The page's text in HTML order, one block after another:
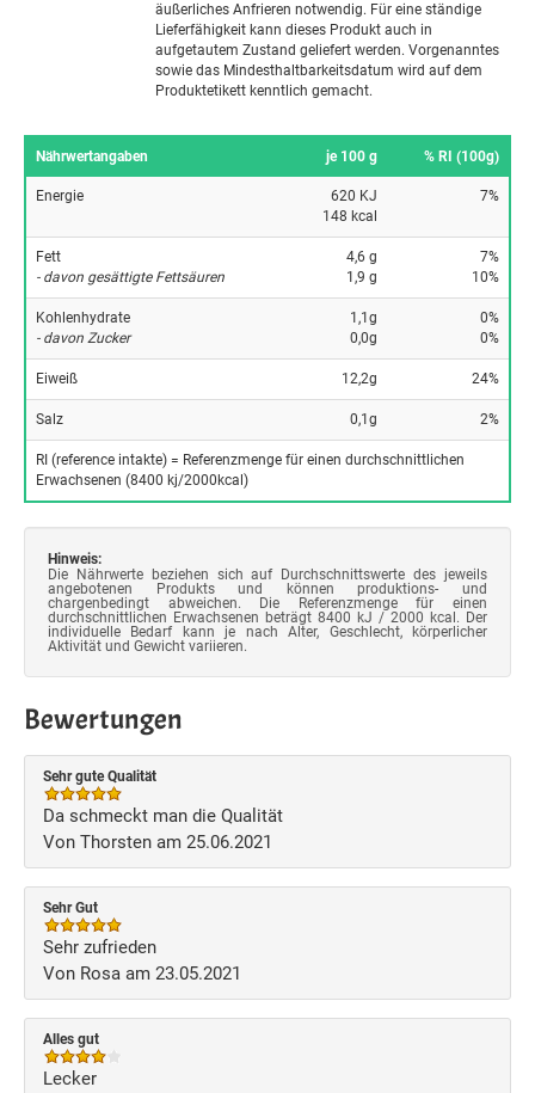
äußerliches Anfrieren notwendig. Für eine ständige
Lieferfähigkeit kann dieses Produkt auch in
aufgetautem Zustand geliefert werden. Vorgenanntes
sowie das Mindesthaltbarkeitsdatum wird auf dem
Produktetikett kenntlich gemacht.
Nährwertangaben je 100 g % RI (100g)
Energie
620 KJ
148 kcal
7%
Fett
- davon gesättigte Fettsäuren
4,6 g
1,9 g
7%
10%
Kohlenhydrate
- davon Zucker
1,1g
0,0g
0%
0%
Eiweiß 12,2g 24%
Salz 0,1g 2%
RI (reference intakte) = Referenzmenge für einen durchschnittlichen
Erwachsenen (8400 kj/2000kcal)
Hinweis:
Die Nährwerte beziehen sich auf Durchschnittswerte des jeweils
angebotenen Produkts und können produktions- und
chargenbedingt abweichen. Die Referenzmenge für einen
durchschnittlichen Erwachsenen beträgt 8400 kJ / 2000 kcal. Der
individuelle Bedarf kann je nach Alter, Geschlecht, körperlicher
Aktivität und Gewicht variieren.
Bewertungen
Sehr gute Qualität
Da schmeckt man die Qualität
Von Thorsten am 25.06.2021
Sehr Gut
Sehr zufrieden
Von Rosa am 23.05.2021
Alles gut
Lecker